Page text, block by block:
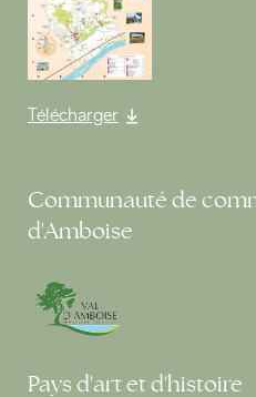
Télécharger
Communauté de
d'Amboise
Pays d'art et d'histoire